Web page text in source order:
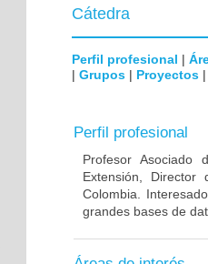
Cátedra
Perfil profesional |
| Grupos | Proyectos
Perfil profesional
Profesor Asociado
Extensión, Director
Colombia.
grandes bases de